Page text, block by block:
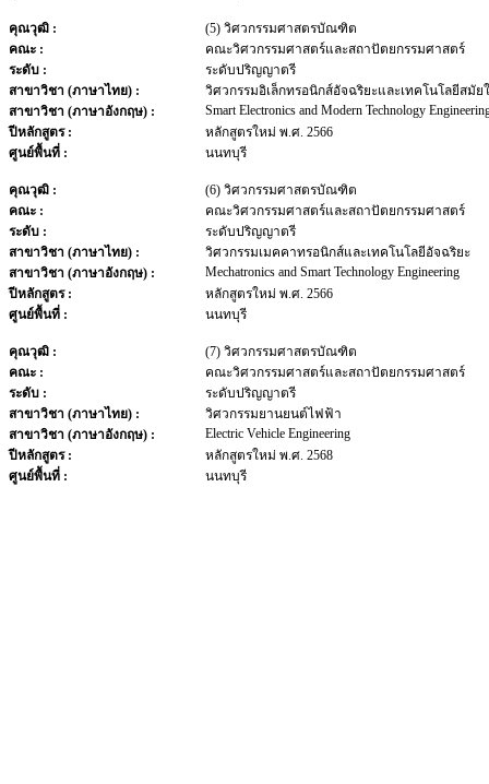
คุณวุฒิ :
(5) วิศวกรรมศาสตรบัณฑิต
คณะ :
คณะวิศวกรรมศาสตร์และสถาปัตยกรรมศาสตร์
ระดับ :
ระดับปริญญาตรี
สาขาวิชา (ภาษาไทย) :
วิศวกรรมอิเล็กทรอนิกส์อัจฉริยะและเทคโนโลยีสมัย
สาขาวิชา (ภาษาอังกฤษ) :
Smart Electronics and Modern Technology
ปีหลักสูตร :
หลักสูตรใหม่ พ.ศ. 2566
ศูนย์พื้นที่ :
นนทบุรี
คุณวุฒิ :
(6) วิศวกรรมศาสตรบัณฑิต
คณะ :
คณะวิศวกรรมศาสตร์และสถาปัตยกรรมศาสตร์
ระดับ :
ระดับปริญญาตรี
สาขาวิชา (ภาษาไทย) :
วิศวกรรมเมคคาทรอนิกส์และเทคโนโลยีอัจฉริยะ
สาขาวิชา (ภาษาอังกฤษ) :
Mechatronics and Smart Technology Engineering
ปีหลักสูตร :
หลักสูตรใหม่ พ.ศ. 2566
ศูนย์พื้นที่ :
นนทบุรี
คุณวุฒิ :
(7) วิศวกรรมศาสตรบัณฑิต
คณะ :
คณะวิศวกรรมศาสตร์และสถาปัตยกรรมศาสตร์
ระดับ :
ระดับปริญญาตรี
สาขาวิชา (ภาษาไทย) :
วิศวกรรมยานยนต์ไฟฟ้า
สาขาวิชา (ภาษาอังกฤษ) :
Electric Vehicle Engineering
ปีหลักสูตร :
หลักสูตรใหม่ พ.ศ. 2568
ศูนย์พื้นที่ :
นนทบุรี